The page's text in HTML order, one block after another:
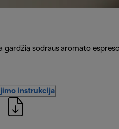
gardžią sodraus aromato
instrukcija